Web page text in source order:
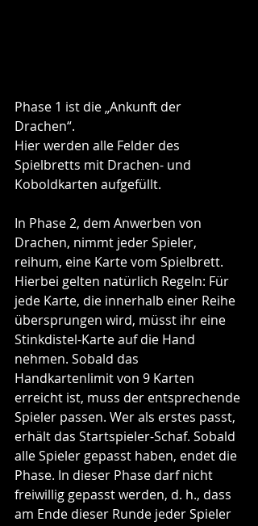
Phase 1 ist die „Ankunft der
Drachen“.
Hier werden alle Felder des
Spielbretts mit Drachen- und
Koboldkarten aufgefüllt.
In Phase 2, dem Anwerben von
Drachen, nimmt jeder Spieler,
reihum, eine Karte vom Spielbrett.
Hierbei gelten natürlich Regeln: Für
jede Karte, die innerhalb einer Reihe
übersprungen wird, müsst ihr eine
Stinkdistel-Karte auf die Hand
nehmen. Sobald das
Handkartenlimit von 9 Karten
erreicht ist, muss der entsprechende
Spieler passen. Wer als erstes passt,
erhält das Startspieler-Schaf. Sobald
alle Spieler gepasst haben, endet die
Phase. In dieser Phase darf nicht
freiwillig gepasst werden, d. h., dass
am Ende dieser Runde jeder Spieler